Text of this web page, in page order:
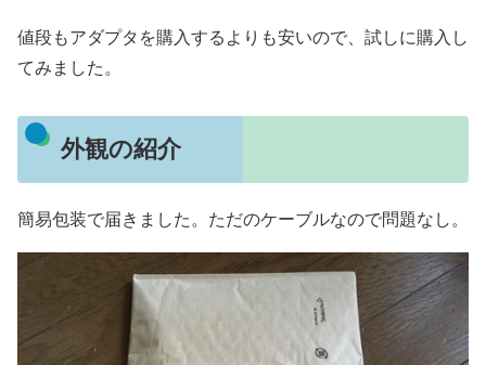
値段もアダプタを購入するよりも安いので、試しに購入し
てみました。
外観の紹介
簡易包装で届きました。ただのケーブルなので問題なし。